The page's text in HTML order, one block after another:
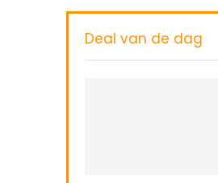
Deal van de dag